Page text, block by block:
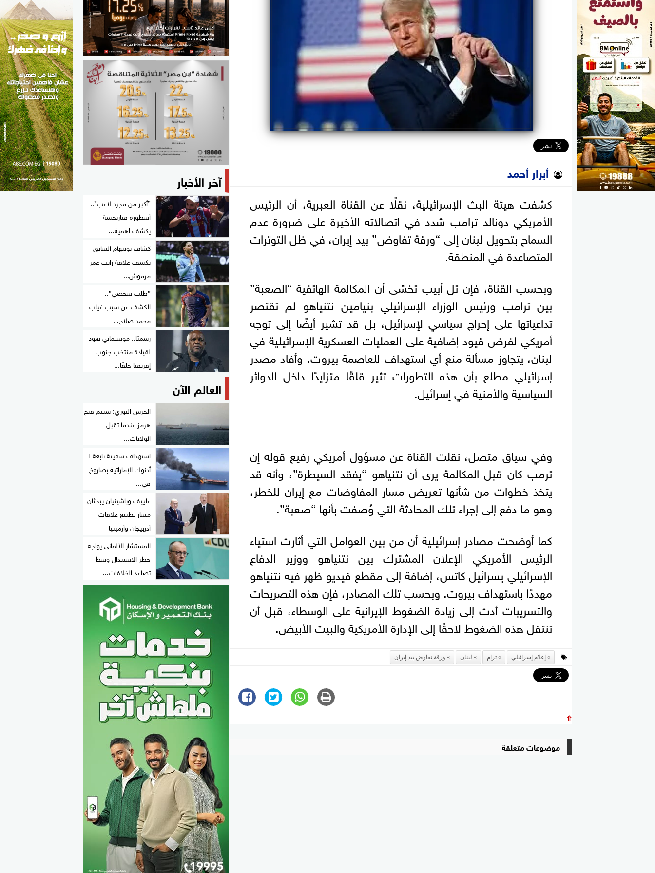
مواهب مصر
أبرار أحمد
كشفت هيئة البث الإسرائيلية، نقلًا عن القناة العبرية، أن الرئيس
الأمريكي دونالد ترامب شدد في اتصالاته الأخيرة على ضرورة عدم
السماح بتحويل لبنان إلى “ورقة تفاوض” بيد إيران، في ظل التوترات
المتصاعدة في المنطقة.
وبحسب القناة، فإن تل أبيب تخشى أن المكالمة الهاتفية “الصعبة”
بين ترامب ورئيس الوزراء الإسرائيلي بنيامين نتنياهو لم تقتصر
تداعياتها على إحراج سياسي لإسرائيل، بل قد تشير أيضًا إلى توجه
أمريكي لفرض قيود إضافية على العمليات العسكرية الإسرائيلية في
لبنان، يتجاوز مسألة منع أي استهداف للعاصمة بيروت. وأفاد مصدر
إسرائيلي مطلع بأن هذه التطورات تثير قلقًا متزايدًا داخل الدوائر
السياسية والأمنية في إسرائيل.
وفي سياق متصل، نقلت القناة عن مسؤول أمريكي رفيع قوله إن
ترمب كان قبل المكالمة يرى أن نتنياهو “يفقد السيطرة”، وأنه قد
يتخذ خطوات من شأنها تعريض مسار المفاوضات مع إيران للخطر،
وهو ما دفع إلى إجراء تلك المحادثة التي وُصفت بأنها “صعبة”.
كما أوضحت مصادر إسرائيلية أن من بين العوامل التي أثارت استياء
الرئيس الأمريكي الإعلان المشترك بين نتنياهو ووزير الدفاع
الإسرائيلي يسرائيل كاتس، إضافة إلى مقطع فيديو ظهر فيه نتنياهو
مهددًا باستهداف بيروت. وبحسب تلك المصادر، فإن هذه التصريحات
والتسريبات أدت إلى زيادة الضغوط الإيرانية على الوسطاء، قبل أن
تنتقل هذه الضغوط لاحقًا إلى الإدارة الأمريكية والبيت الأبيض.
إعلام إسرائيلي ترام لبنان ورقة تفاوض بيد إيران
⇧
موضوعات متعلقة
آخر الأخبار
”أكبر من مجرد لاعب”..
أسطورة فناربخشة
يكشف أهمية...
كشاف توتنهام السابق
يكشف علاقة راتب عمر
مرموش...
”طلب شخصي”..
الكشف عن سبب غياب
محمد صلاح...
رسميًا.. موسيماني يعود
لقيادة منتخب جنوب
إفريقيا خلفًا...
العالم الآن
الحرس الثوري: سيتم فتح
هرمز عندما تقبل
الولايات...
استهداف سفينة تابعة لـ
أدنوك الإماراتية بصاروخ
في...
علييف وباشينيان يبحثان
مسار تطبيع علاقات
أذربيجان وأرمينيا
المستشار الألماني يواجه
خطر الاستبدال وسط
تصاعد الخلافات...